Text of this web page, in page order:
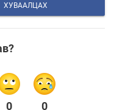
ХУВААЛЦАХ
0 0